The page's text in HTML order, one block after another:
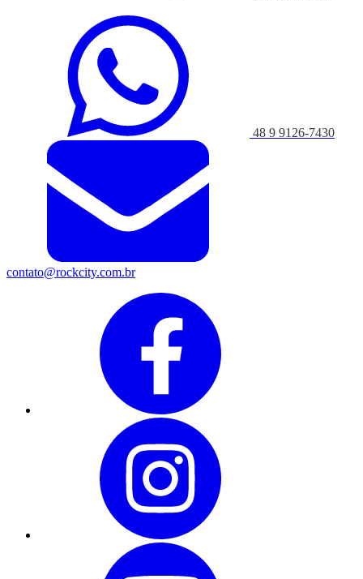
48 9 9126-7430
contato@rockcity.com.br